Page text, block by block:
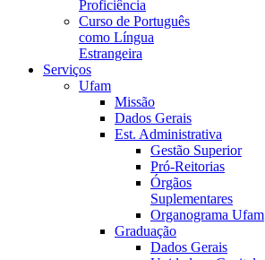
Proficiência
Curso de Português
como Língua
Estrangeira
Serviços
Ufam
Missão
Dados Gerais
Est. Administrativa
Gestão Superior
Pró-Reitorias
Órgãos
Suplementares
Organograma Ufam
Graduação
Dados Gerais